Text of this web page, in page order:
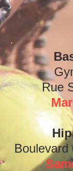
Rue
Boulevard